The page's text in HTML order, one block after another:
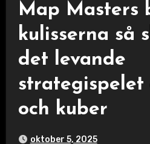
Map Masters
kulisserna så
det levande
och kuber
oktober 5, 2025